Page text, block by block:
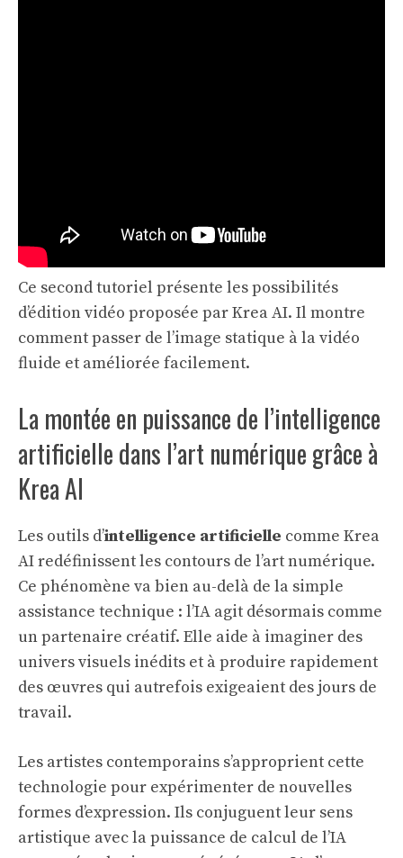
Ce second tutoriel présente les possibilités
d’édition vidéo proposée par Krea AI. Il montre
comment passer de l’image statique à la vidéo
fluide et améliorée facilement.
La montée en puissance de l’intelligence
artificielle dans l’art numérique grâce à
Krea AI
Les outils d’intelligence artificielle comme Krea
AI redéfinissent les contours de l’art numérique.
Ce phénomène va bien au-delà de la simple
assistance technique : l’IA agit désormais comme
un partenaire créatif. Elle aide à imaginer des
univers visuels inédits et à produire rapidement
des œuvres qui autrefois exigeaient des jours de
travail.
Les artistes contemporains s’approprient cette
technologie pour expérimenter de nouvelles
formes d’expression. Ils conjuguent leur sens
artistique avec la puissance de calcul de l’IA